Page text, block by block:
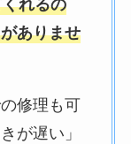
れるの
ありませ
修理も可
が遅い」